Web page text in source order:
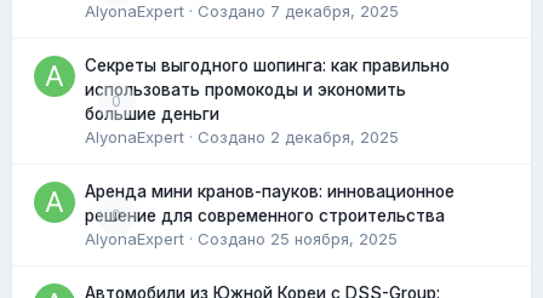
AlyonaExpert · Создано 7 декабря, 2025
0
Секреты выгодного шопинга: как правильно
использовать промокоды и экономить
большие деньги
AlyonaExpert · Создано 2 декабря, 2025
0
Аренда мини кранов-пауков: инновационное
решение для современного строительства
AlyonaExpert · Создано 25 ноября, 2025
Автомобили из Южной Кореи с DSS-Group: